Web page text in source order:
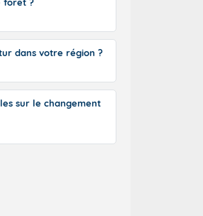
dans votre région ?
sur le changement